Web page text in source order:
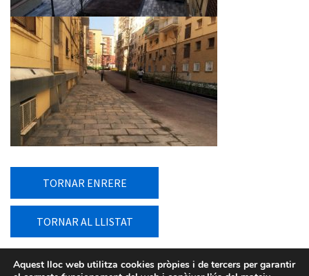
TORNAR ENRERE
TORNAR AL LLISTAT
Aquest lloc web utilitza cookies pròpies i de tercers per garantir